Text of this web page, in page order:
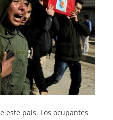
este país. Los ocupantes